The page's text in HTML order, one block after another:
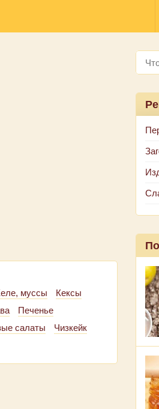
муссы
Кексы
Печенье
салаты
Чизкейк